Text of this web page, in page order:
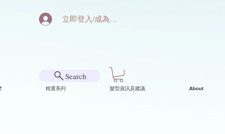
立即登入/成為會員
Search
精選系列 髮型資訊及建議 About